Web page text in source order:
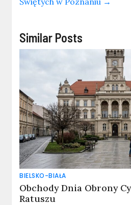
Similar Posts
BIELSKO-BIAŁA
Obchody Dnia Obrony
Ratuszu